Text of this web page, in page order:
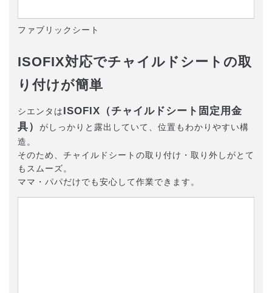
ファブリックシート
ISOFIX対応でチャイルドシートの取
り付けが簡単
シエンタはISOFIX（チャイルドシート固定用金
具） がしっかりと露出していて、位置もわかりやすい構
造。
そのため、チャイルドシートの取り付け・取り外しがとて
もスムーズ。
ママ・パパだけでも安心して作業できます。